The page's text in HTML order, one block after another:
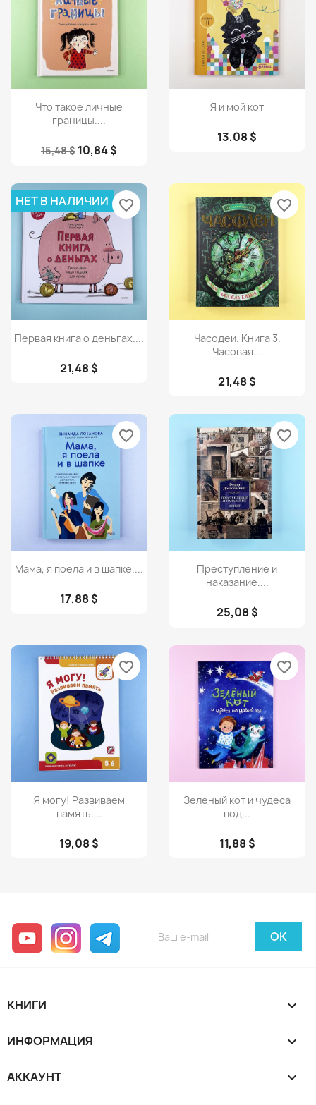
Просмотр
Что такое личные
границы....
15,48 $ 10,84 $
 Просмотр
Я и мой кот
13,08 $
Просмотр
Первая книга о деньгах....
21,48 $
НЕТ В НАЛИЧИИ favorite_border
Просмотр
Часодеи. Книга 3.
Часовая...
21,48 $
favorite_border
Просмотр
Мама, я поела и в шапке....
17,88 $
favorite_border
Просмотр
Преступление и
наказание....
25,08 $
favorite_border
Просмотр
Я могу! Развиваем
память....
19,08 $
favorite_border
 Просмотр
Зеленый кот и чудеса
под...
11,88 $
favorite_border
YouTube InstagramTelegram
КНИГИ 
ИНФОРМАЦИЯ 
АККАУНТ 